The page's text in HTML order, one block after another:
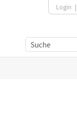
Login